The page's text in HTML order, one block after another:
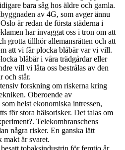
bara såg hos äldre och gamla.
av 4G, som avger ännu
är redan de första städerna i
har invaggat oss i tron om att
grotta tillhör allemansrätten och att
att vi får plocka blåbär var vi vill.
blåbär i våra trädgårdar eller
vill vi låta oss bestrålas av den
och står.
forskning om riskerna kring
Oberoende av
helst ekonomiska intressen,
för stora hälsorisker. Det talas om
Telekombranschens
några risker. En ganska lätt
makt är svaret.
tobaksindustrin för femtio år